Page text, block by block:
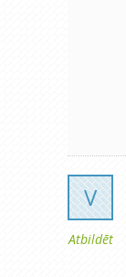
V
Atbildēt